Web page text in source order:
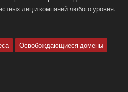
лиц и компаний любого уровня.
Освобождающиеся домены